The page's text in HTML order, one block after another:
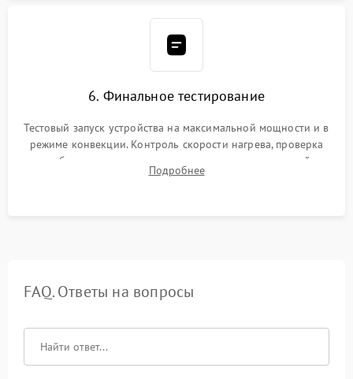
6. Финальное тестирование
Тестовый запуск устройства на максимальной мощности и в
режиме конвекции. Контроль скорости нагрева, проверка
срабатывания термостата при достижении заданной
температуры и тест на отсутствие утечек тока.
Подробнее
FAQ. Ответы на вопросы